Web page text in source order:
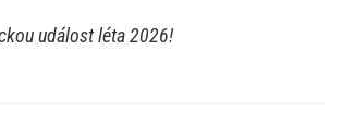
událost léta 2026!